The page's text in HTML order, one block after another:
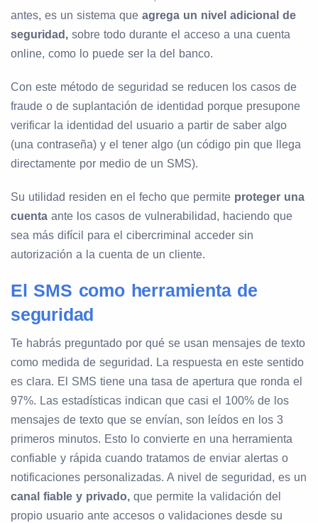
antes, es un sistema que agrega un nivel adicional de
seguridad, sobre todo durante el acceso a una cuenta
online, como lo puede ser la del banco.
Con este método de seguridad se reducen los casos de
fraude o de suplantación de identidad porque presupone
verificar la identidad del usuario a partir de saber algo
(una contraseña) y el tener algo (un código pin que llega
directamente por medio de un SMS).
Su utilidad residen en el fecho que permite proteger una
cuenta ante los casos de vulnerabilidad, haciendo que
sea más difícil para el cibercriminal acceder sin
autorización a la cuenta de un cliente.
El SMS como herramienta de
seguridad
Te habrás preguntado por qué se usan mensajes de texto
como medida de seguridad. La respuesta en este sentido
es clara. El SMS tiene una tasa de apertura que ronda el
97%. Las estadísticas indican que casi el 100% de los
mensajes de texto que se envían, son leídos en los 3
primeros minutos. Esto lo convierte en una herramienta
confiable y rápida cuando tratamos de enviar alertas o
notificaciones personalizadas. A nivel de seguridad, es un
canal fiable y privado, que permite la validación del
propio usuario ante accesos o validaciones desde su